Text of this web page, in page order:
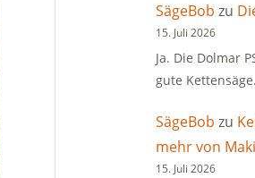
SägeBob zu
15. Juli 2026
Ja. Die Dolmar
gute
SägeBob zu
mehr von
15. Juli 2026